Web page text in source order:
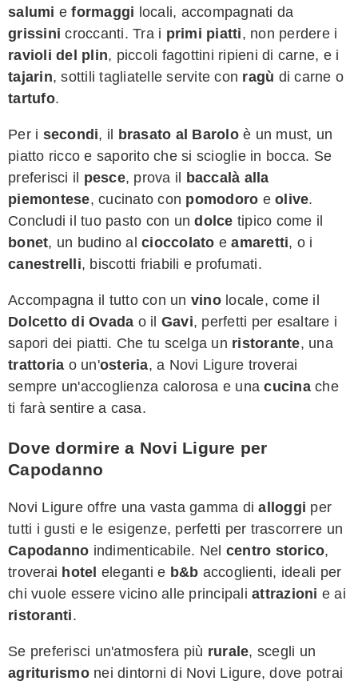
salumi eformaggi locali, accompagnati da
grissini croccanti. Tra i primi piatti, non perdere i
ravioli del plin, piccoli fagottini ripieni di carne, e i
tajarin, sottili tagliatelle servite con ragù di carne o
tartufo.
Per i secondi, il brasato al Baroloè un must, un
piatto ricco e saporito che si scioglie in bocca. Se
preferisci il pesce, prova il
baccalà alla
piemontese, cucinato con pomodoro e olive.
Concludi il tuo pasto con undolce tipico come il
bonet, un budino al cioccolato eamaretti, o i
canestrelli, biscotti friabili e profumati.
Accompagna il tutto con un vinolocale, come il
Dolcetto di Ovada o il Gavi, perfetti per esaltare i
sapori dei piatti. Che tu scelga un ristorante, una
trattoria o un'osteria, a Novi Ligure troverai
sempre un'accoglienza calorosa e unacucinache
ti farà sentire a casa.
Dove dormire a Novi Ligure per
Capodanno
Novi Ligure offre una vasta gamma dialloggi per
tutti i gusti e le esigenze, perfetti per trascorrere un
Capodanno indimenticabile. Nel centro storico,
troverai hotel eleganti e b&b accoglienti, ideali per
chi vuole essere vicino alle principali attrazioni e ai
ristoranti.
Se preferisci un'atmosfera più rurale, scegli un
agriturismonei dintorni di Novi Ligure, dove potrai